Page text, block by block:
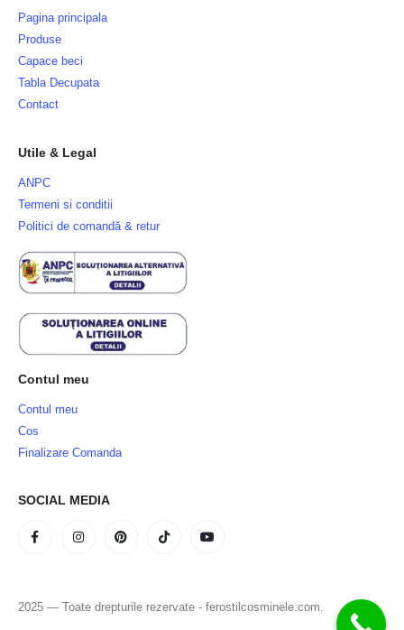
Pagina principala
Produse
Capace beci
Tabla Decupata
Contact
Utile & Legal
ANPC
Termeni si conditii
Politici de comandă & retur
Contul meu
Contul meu
Cos
Finalizare Comanda
SOCIAL MEDIA
2025 — Toate drepturile rezervate - ferostilcosminele.com.